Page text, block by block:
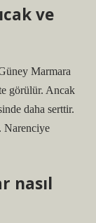
ve
Marmara
görülür. Ancak
daha serttir.
Narenciye
nasıl